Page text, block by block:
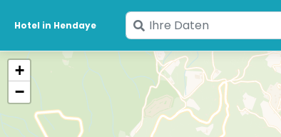
Hotel in Hendaye
Geben
Sie
Ihre
Daten
ein
+
−